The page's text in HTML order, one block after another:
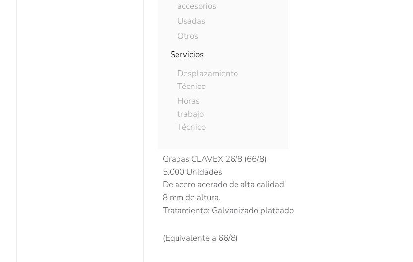
accesorios
Usadas
Otros
Servicios
Desplazamiento
Técnico
Horas
trabajo
Técnico
Descripción
Descripción
Grapas CLAVEX 26/8 (66/8)
5.000 Unidades
De acero acerado de alta calidad
8 mm de altura.
Tratamiento: Galvanizado plateado
(Equivalente a 66/8)